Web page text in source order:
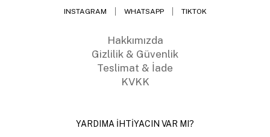
INSTAGRAM WHATSAPP TIKTOK
Hakkımızda
Gizlilik & Güvenlik
Teslimat & İade
KVKK
YARDIMA İHTİYACIN VAR MI?